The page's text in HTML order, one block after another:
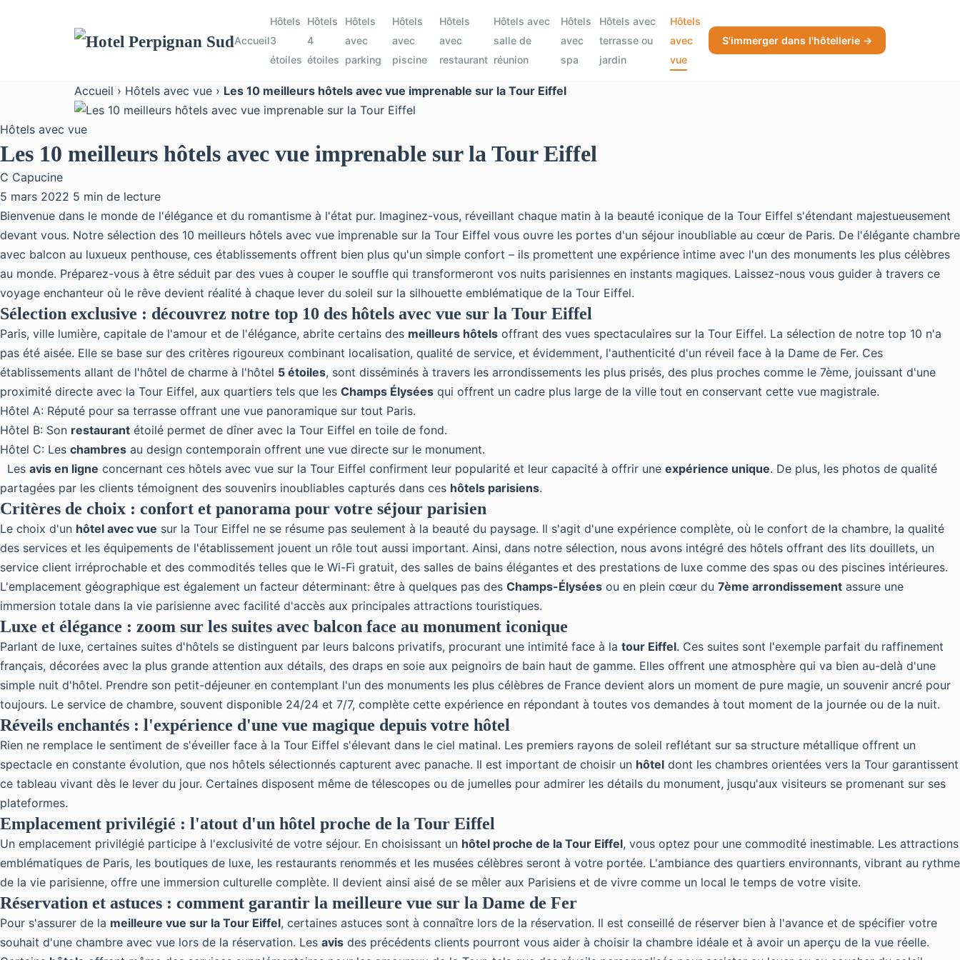
Accueil
Hôtels
3
étoiles
Hôtels
4
étoiles
Hôtels
avec
parking
Hôtels
avec
piscine
Hôtels
avec
restaurant
Hôtels avec
salle de
réunion
Hôtels
avec
spa
Hôtels avec
terrasse ou
jardin
Hôtels
avec
vue
S'immerger dans l'hôtellerie →
Accueil › Hôtels avec vue › Les 10 meilleurs hôtels avec vue imprenable sur la Tour Eiffel
Hôtels avec vue
Les 10 meilleurs hôtels avec vue imprenable sur la Tour Eiffel
C Capucine
5 mars 2022 5 min de lecture
Bienvenue dans le monde de l'élégance et du romantisme à l'état pur. Imaginez-vous, réveillant chaque matin à la beauté iconique de la Tour Eiffel s'étendant majestueusement
devant vous. Notre sélection des 10 meilleurs hôtels avec vue imprenable sur la Tour Eiffel vous ouvre les portes d'un séjour inoubliable au cœur de Paris. De l'élégante chambre
avec balcon au luxueux penthouse, ces établissements offrent bien plus qu'un simple confort – ils promettent une expérience intime avec l'un des monuments les plus célèbres
au monde. Préparez-vous à être séduit par des vues à couper le souffle qui transformeront vos nuits parisiennes en instants magiques. Laissez-nous vous guider à travers ce
voyage enchanteur où le rêve devient réalité à chaque lever du soleil sur la silhouette emblématique de la Tour Eiffel.
Sélection exclusive : découvrez notre top 10 des hôtels avec vue sur la Tour Eiffel
Paris, ville lumière, capitale de l'amour et de l'élégance, abrite certains des meilleurs hôtels offrant des vues spectaculaires sur la Tour Eiffel. La sélection de notre top 10 n'a
pas été aisée. Elle se base sur des critères rigoureux combinant localisation, qualité de service, et évidemment, l'authenticité d'un réveil face à la Dame de Fer. Ces
établissements allant de l'hôtel de charme à l'hôtel 5 étoiles, sont disséminés à travers les arrondissements les plus prisés, des plus proches comme le 7ème, jouissant d'une
proximité directe avec la Tour Eiffel, aux quartiers tels que les Champs Élysées qui offrent un cadre plus large de la ville tout en conservant cette vue magistrale.
Hôtel A: Réputé pour sa terrasse offrant une vue panoramique sur tout Paris.
Hôtel B: Son restaurant étoilé permet de dîner avec la Tour Eiffel en toile de fond.
Hôtel C: Les chambres au design contemporain offrent une vue directe sur le monument.
Les avis en ligne concernant ces hôtels avec vue sur la Tour Eiffel confirment leur popularité et leur capacité à offrir une expérience unique. De plus, les photos de qualité
partagées par les clients témoignent des souvenirs inoubliables capturés dans ces hôtels parisiens.
Critères de choix : confort et panorama pour votre séjour parisien
Le choix d'un hôtel avec vue sur la Tour Eiffel ne se résume pas seulement à la beauté du paysage. Il s'agit d'une expérience complète, où le confort de la chambre, la qualité
des services et les équipements de l'établissement jouent un rôle tout aussi important. Ainsi, dans notre sélection, nous avons intégré des hôtels offrant des lits douillets, un
service client irréprochable et des commodités telles que le Wi-Fi gratuit, des salles de bains élégantes et des prestations de luxe comme des spas ou des piscines intérieures.
L'emplacement géographique est également un facteur déterminant: être à quelques pas des Champs-Élysées ou en plein cœur du 7ème arrondissement assure une
immersion totale dans la vie parisienne avec facilité d'accès aux principales attractions touristiques.
Luxe et élégance : zoom sur les suites avec balcon face au monument iconique
Parlant de luxe, certaines suites d'hôtels se distinguent par leurs balcons privatifs, procurant une intimité face à la tour Eiffel. Ces suites sont l'exemple parfait du raffinement
français, décorées avec la plus grande attention aux détails, des draps en soie aux peignoirs de bain haut de gamme. Elles offrent une atmosphère qui va bien au-delà d'une
simple nuit d'hôtel. Prendre son petit-déjeuner en contemplant l'un des monuments les plus célèbres de France devient alors un moment de pure magie, un souvenir ancré pour
toujours. Le service de chambre, souvent disponible 24/24 et 7/7, complète cette expérience en répondant à toutes vos demandes à tout moment de la journée ou de la nuit.
Réveils enchantés : l'expérience d'une vue magique depuis votre hôtel
Rien ne remplace le sentiment de s'éveiller face à la Tour Eiffel s'élevant dans le ciel matinal. Les premiers rayons de soleil reflétant sur sa structure métallique offrent un
spectacle en constante évolution, que nos hôtels sélectionnés capturent avec panache. Il est important de choisir un hôtel dont les chambres orientées vers la Tour garantissent
ce tableau vivant dès le lever du jour. Certaines disposent même de télescopes ou de jumelles pour admirer les détails du monument, jusqu'aux visiteurs se promenant sur ses
plateformes.
Emplacement privilégié : l'atout d'un hôtel proche de la Tour Eiffel
Un emplacement privilégié participe à l'exclusivité de votre séjour. En choisissant un hôtel proche de la Tour Eiffel, vous optez pour une commodité inestimable. Les attractions
emblématiques de Paris, les boutiques de luxe, les restaurants renommés et les musées célèbres seront à votre portée. L'ambiance des quartiers environnants, vibrant au rythme
de la vie parisienne, offre une immersion culturelle complète. Il devient ainsi aisé de se mêler aux Parisiens et de vivre comme un local le temps de votre visite.
Réservation et astuces : comment garantir la meilleure vue sur la Dame de Fer
Pour s'assurer de la meilleure vue sur la Tour Eiffel, certaines astuces sont à connaître lors de la réservation. Il est conseillé de réserver bien à l'avance et de spécifier votre
souhait d'une chambre avec vue lors de la réservation. Les avis des précédents clients pourront vous aider à choisir la chambre idéale et à avoir un aperçu de la vue réelle.